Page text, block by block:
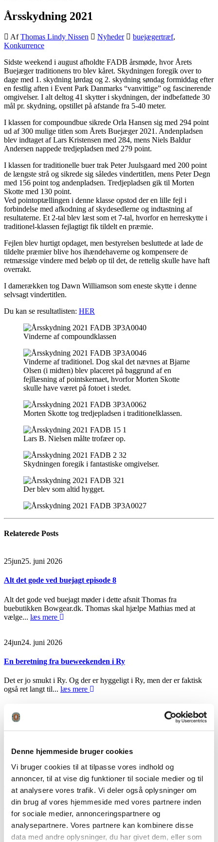
Denne hjemmeside bruger cookies
Vi bruger cookies til at tilpasse vores indhold og
annoncer, til at vise dig funktioner til sociale medier og til
at analysere vores trafik. Vi deler også oplysninger om
din brug af vores hjemmeside med vores partnere inden
for sociale medier, annonceringspartnere og
analysepartnere. Vores partnere kan kombinere disse
data med andre oplysninger, du har givet dem, eller som
Årsskydning 2021
Af Thomas Lindy Nissen Nyheder buejægertræf,
Konkurrence
Sidste weekend i august afholdte FADB årsmøde, hvor Årets
Buejæger traditionens tro blev kåret. Skydningen foregik over to
dage med 1. skydning lørdag og 2. skydning søndag formiddag efter
en festlig aften i Event Park Danmarks “vanvittige” og fascinerende
omgivelser. I alt deltog 41 skytter i skydningen, der indbefattede 30
mål pr. skydning, opstillet på afstande fra 5-40 meter.
I klassen for compoundbue sikrede Orla Hansen sig med 294 point
ud af 300 mulige titlen som Årets Buejæger 2021. Andenpladsen
blev indtaget af Lars Kristensen med 284, mens Niels Baldur
Andersen nappede tredjepladsen med 279 point.
I klassen for traditionelle buer trak Peter Juulsgaard med 200 point
de længste strå og sikrede sig således vindertitlen, mens Peter Degn
med 156 point tog andenpladsen. Tredjepladsen gik til Morten
Skotte med 130 point.
Ved pointoptællingen i denne klasse opstod der en lille fejl i
forbindelse med afkodning af skydesedlerne og indtastning af
resultaterne. Et 2-tal blev læst som et 7-tal, hvorfor en herreskytte i
traditionel-klassen fejlagtigt fik tildelt en præmie.
Fejlen blev hurtigt opdaget, men bestyrelsen besluttede at lade de
tildelte præmier blive hos ihændehaverne og kompensere de
retmæssige vindere med beløb op til det, de rettelig skulle have haft
overrakt.
I damerækken tog Dawn Williamson som eneste skytte i denne
selvsagt vindertitlen.
Du kan se resultatlisten: HER
Vinderne af compoundklassen
Vinderne af traditionel. Dog skal det nævnes at Bjarne
Olsen (i midten) blev placeret på baggrund af en
fejllæsning af pointskemaet, hvorfor Morten Skotte
skulle have været på fotoet i stedet.
Morten Skotte tog tredjepladsen i traditionelklassen.
Lars B. Nielsen målte trofæer op.
Skydningen foregik i fantastiske omgivelser.
Der blev som altid hygget.
Relaterede Posts
25jun25. juni 2026
Alt det gode ved buejagt episode 8
Alt det gode ved buejagt møder i dette afsnit Thomas fra
buebutikken Bowgear.dk. Thomas skal hjælpe Mathias med at
vælge... læs mere
24jun24. juni 2026
En beretning fra bueweekenden i Ry
Det er jo smukt i Ry. Og der er hyggeligt i Ry, men der er faktisk
også ret langt til... læs mere
maj
Alt det gode ved buejagt – episode 5
Alt det gode ved buejagt møder jægeren Mikkel Rosendahl til en
maj 8. maj 2026
FADB og DJ indleder formelt samarbejde
Foreningen af Danske Buejægere og Danmarks Jægerforbund
udsender ifm. en nyligt underskrevet samarbejdsaftale følgende